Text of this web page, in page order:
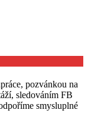
pozvánkou na
sledováním FB
smysluplné